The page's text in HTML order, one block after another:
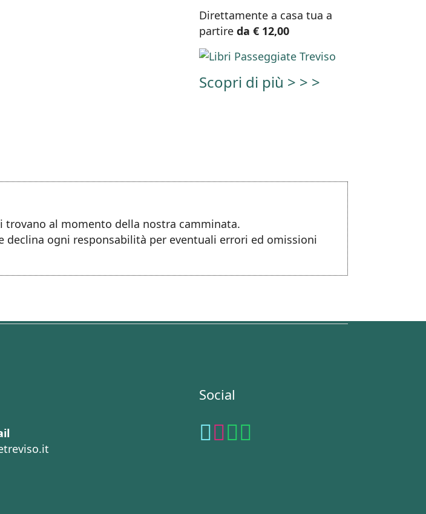
Direttamente a casa tua a
partire da € 12,00
Scopri di più > > >
al momento della nostra camminata.
declina ogni responsabilità per eventuali errori ed omissioni
Social